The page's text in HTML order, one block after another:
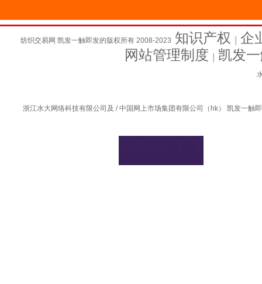
纺织交易网 凯发一触即发的版权所有 2008-2023 知识产权
企
网站管理制度
凯发
浙江水大网络科技有限公司及 / 中国网上市场集团有限公司（hk） 凯发一触